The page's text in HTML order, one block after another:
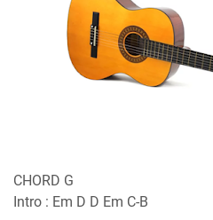
CHORD G
Intro : Em D D Em C-B